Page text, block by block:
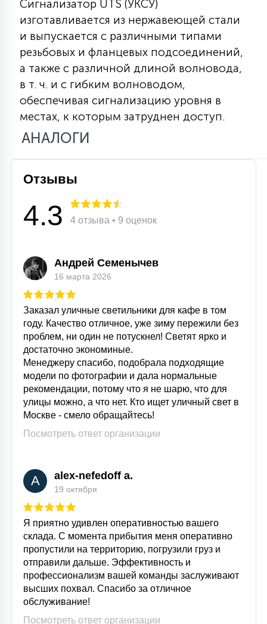
С УПРАВЛЕНИЕМ
АКСЕССУАРЫ
Сигнализатор UTS (УКСУ)
изготавливается из нержавеющей стали
и выпускается с различными типами
резьбовых и фланцевых подсоединений,
а также с различной длиной волновода,
в т. ч. и с гибким волноводом,
обеспечивая сигнализацию уровня в
местах, к которым затруднен доступ.
АНАЛОГИ
Отзывы
4.3 4 отзыва • 9 оценок
Андрей Семенычев
16 марта 2026
Заказал уличные светильники для кафе в том
году. Качество отличное, уже зиму пережили без
проблем, ни один не потускнел! Светят ярко и
достаточно экономиные.
Менеджеру спасибо, подобрала подходящие
модели по фотографии и дала нормальные
рекомендации, потому что я не шарю, что для
улицы можно, а что нет. Кто ищет уличный свет в
Москве - смело обращайтесь!
Посмотреть ответ организации
A alex-nefedoff a.
19 октября
Я приятно удивлен оперативностью вашего
склада. С момента прибытия меня оперативно
пропустили на территорию, погрузили груз и
отправили дальше. Эффективность и
профессионализм вашей команды заслуживают
высших похвал. Спасибо за отличное
обслуживание!
Посмотреть ответ организации